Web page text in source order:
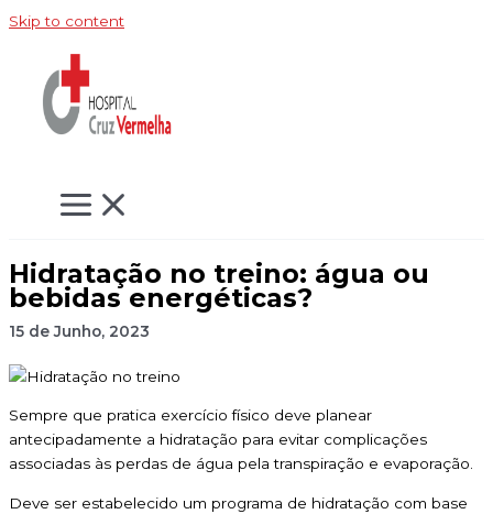
Skip to content
Hidratação no treino: água ou
bebidas energéticas?
15 de Junho, 2023
Sempre que pratica exercício físico deve planear
antecipadamente a hidratação para evitar complicações
associadas às perdas de água pela transpiração e evaporação.
Deve ser estabelecido um programa de hidratação com base